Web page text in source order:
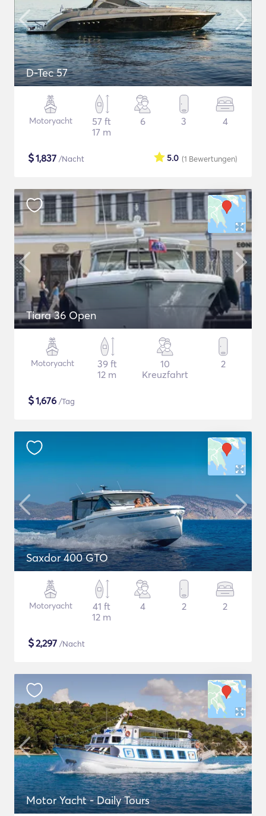
D-Tec 57
Motoryacht
57 ft
17 m
6 3 4
$1,837 /Nacht (1 Bewertungen)
5.0
Tiara 36 Open
Motoryacht
39 ft
12 m
10
Kreuzfahrt
2
$1,676 /Tag
Saxdor 400 GTO
Motoryacht
41 ft
12 m
4 2 2
$2,297 /Nacht
Motor Yacht - Daily Tours